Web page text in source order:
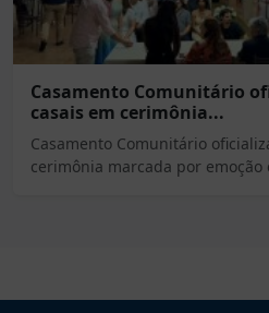
Casamento Comunitário
casais em cerimônia...
Casamento Comunitário
cerimônia marcada por emoção